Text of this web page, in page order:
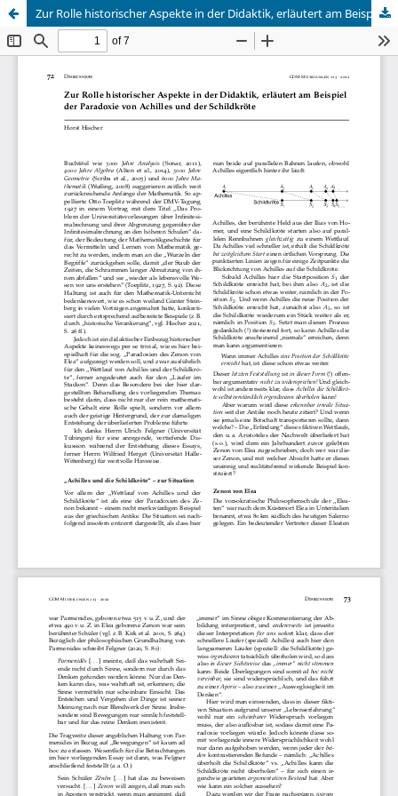
Zur Rolle historischer Aspekte in der Didaktik, erläutert am Beispiel der Paradoxie von Achilles und der Schildkröte